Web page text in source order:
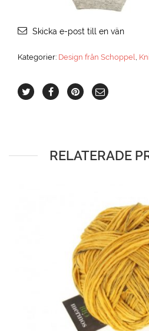
Skicka e-post till en vän
Kategorier: Design från Schoppel,
RELATERADE